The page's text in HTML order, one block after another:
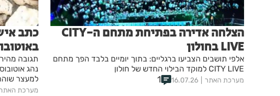
הצלחה אדירה בפתיחת מתחם ה-CITY
LIVE בחולון
אלפי תושבים הצביעו ברגליים: בתוך יומיים בלבד הפך מתחם
CITY LIVE למוקד הבילוי החדש של חולון
מערכת האתר 16.07.26
1
כתב
תגובה
נהג
למעצר
הוגש נגדו
מערכת האתר